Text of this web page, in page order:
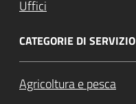
Uffici
CATEGORIE DI SERVIZIO
Agricoltura e pesca